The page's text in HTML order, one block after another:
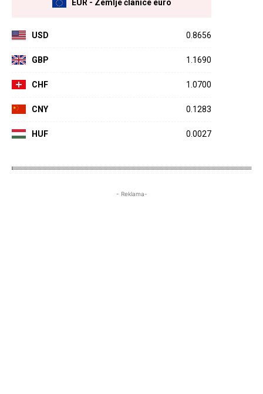
EUR - Zemlje članice euro
USD 0.8656
GBP 1.1690
CHF 1.0700
CNY 0.1283
HUF 0.0027
- Reklama-